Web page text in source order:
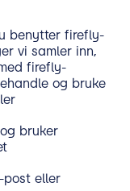
benytter firefly-
vi samler inn,
firefly-
og bruke
bruker
post eller